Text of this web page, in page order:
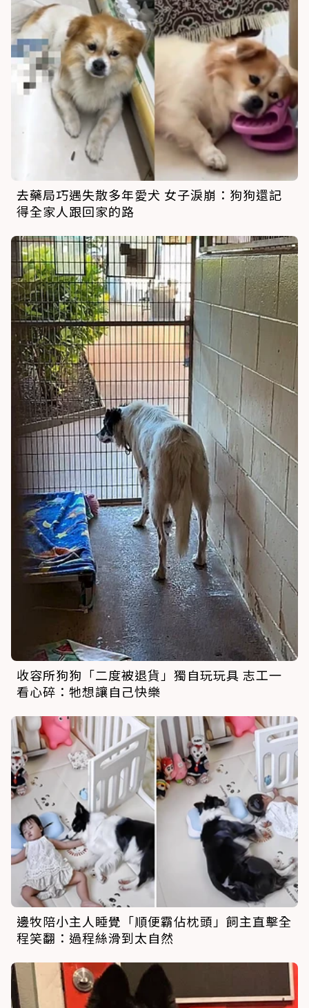
去藥局巧遇失散多年愛犬 女子淚崩：狗狗還記
得全家人跟回家的路
收容所狗狗「二度被退貨」獨自玩玩具 志工一
看心碎：牠想讓自己快樂
邊牧陪小主人睡覺「順便霸佔枕頭」飼主直擊全
程笑翻：過程絲滑到太自然